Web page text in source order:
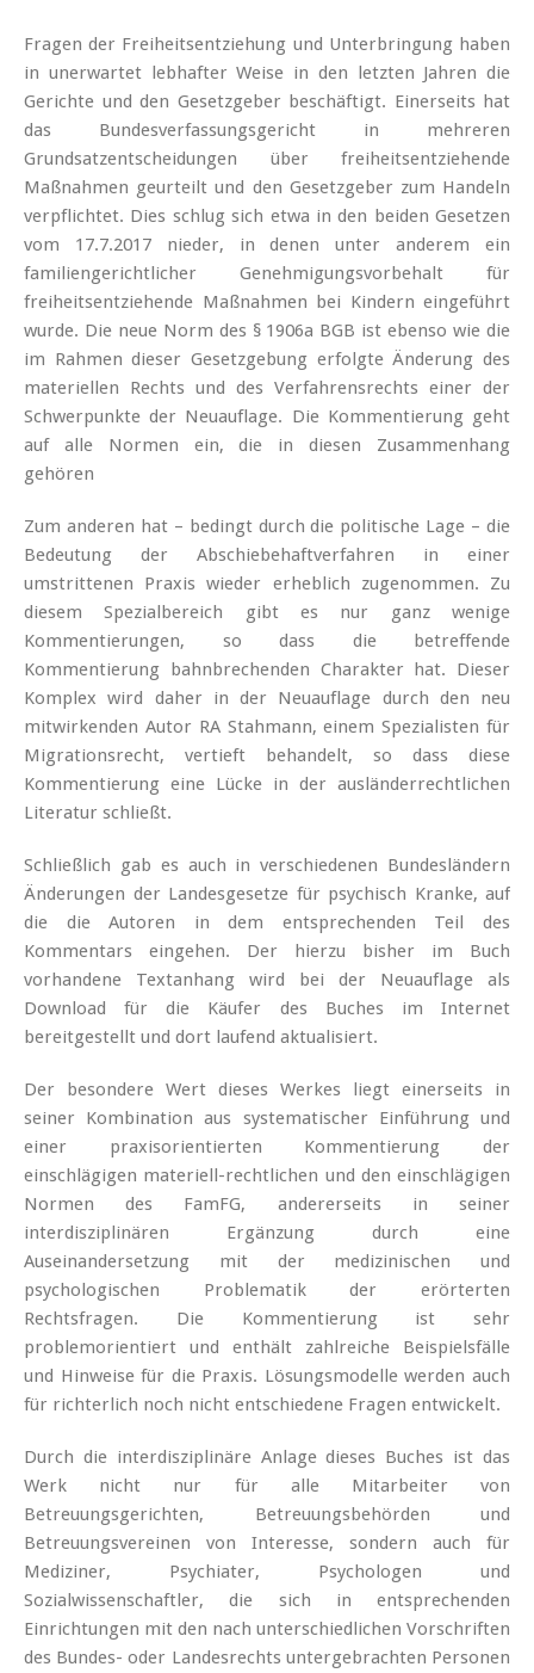
Fragen der Freiheitsentziehung und Unterbringung haben
in unerwartet lebhafter Weise in den letzten Jahren die
Gerichte und den Gesetzgeber beschäftigt. Einerseits hat
das Bundesverfassungsgericht in mehreren
Grundsatzentscheidungen über freiheitsentziehende
Maßnahmen geurteilt und den Gesetzgeber zum Handeln
verpflichtet. Dies schlug sich etwa in den beiden Gesetzen
vom 17.7.2017 nieder, in denen unter anderem ein
familiengerichtlicher Genehmigungsvorbehalt für
freiheitsentziehende Maßnahmen bei Kindern eingeführt
wurde. Die neue Norm des § 1906a BGB ist ebenso wie die
im Rahmen dieser Gesetzgebung erfolgte Änderung des
materiellen Rechts und des Verfahrensrechts einer der
Schwerpunkte der Neuauflage. Die Kommentierung geht
auf alle Normen ein, die in diesen Zusammenhang
gehören
Zum anderen hat – bedingt durch die politische Lage – die
Bedeutung der Abschiebehaftverfahren in einer
umstrittenen Praxis wieder erheblich zugenommen. Zu
diesem Spezialbereich gibt es nur ganz wenige
Kommentierungen, so dass die betreffende
Kommentierung bahnbrechenden Charakter hat. Dieser
Komplex wird daher in der Neuauflage durch den neu
mitwirkenden Autor RA Stahmann, einem Spezialisten für
Migrationsrecht, vertieft behandelt, so dass diese
Kommentierung eine Lücke in der ausländerrechtlichen
Literatur schließt.
Schließlich gab es auch in verschiedenen Bundesländern
Änderungen der Landesgesetze für psychisch Kranke, auf
die die Autoren in dem entsprechenden Teil des
Kommentars eingehen. Der hierzu bisher im Buch
vorhandene Textanhang wird bei der Neuauflage als
Download für die Käufer des Buches im Internet
bereitgestellt und dort laufend aktualisiert.
Der besondere Wert dieses Werkes liegt einerseits in
seiner Kombination aus systematischer Einführung und
einer praxisorientierten Kommentierung der
einschlägigen materiell-rechtlichen und den einschlägigen
Normen des FamFG, andererseits in seiner
interdisziplinären Ergänzung durch eine
Auseinandersetzung mit der medizinischen und
psychologischen Problematik der erörterten
Rechtsfragen. Die Kommentierung ist sehr
problemorientiert und enthält zahlreiche Beispielsfälle
und Hinweise für die Praxis. Lösungsmodelle werden auch
für richterlich noch nicht entschiedene Fragen entwickelt.
Durch die interdisziplinäre Anlage dieses Buches ist das
Werk nicht nur für alle Mitarbeiter von
Betreuungsgerichten, Betreuungsbehörden und
Betreuungsvereinen von Interesse, sondern auch für
Mediziner, Psychiater, Psychologen und
Sozialwissenschaftler, die sich in entsprechenden
Einrichtungen mit den nach unterschiedlichen Vorschriften
des Bundes- oder Landesrechts untergebrachten Personen